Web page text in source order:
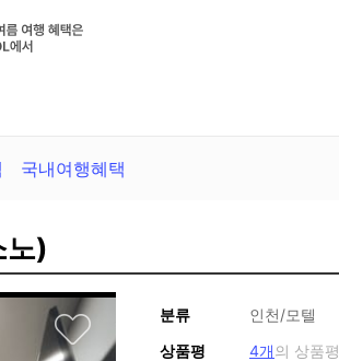
국내여행혜택
노)
분류
인천/모텔
상품평
4개의 상품평